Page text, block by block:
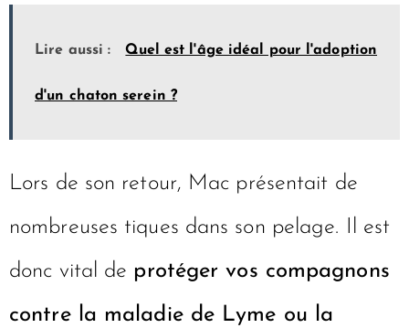
Lire aussi : Quel est l'âge idéal pour l'adoption
d'un chaton serein ?
Lors de son retour, Mac présentait de
nombreuses tiques dans son pelage. Il est
donc vital de protéger vos compagnons
contre la maladie de Lyme ou la